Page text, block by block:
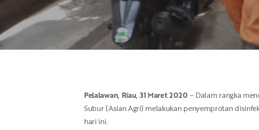
Pelalawan, Riau, 31 Maret 2020– Dalam rangka
Subur (Asian Agri) melakukan penyemprotan
hari ini.